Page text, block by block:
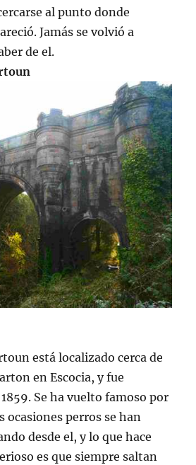
al punto donde
Jamás se volvió a
de el.
está localizado cerca de
en Escocia, y fue
Se ha vuelto famoso por
ocasiones perros se han
desde el, y lo que hace
es que siempre saltan